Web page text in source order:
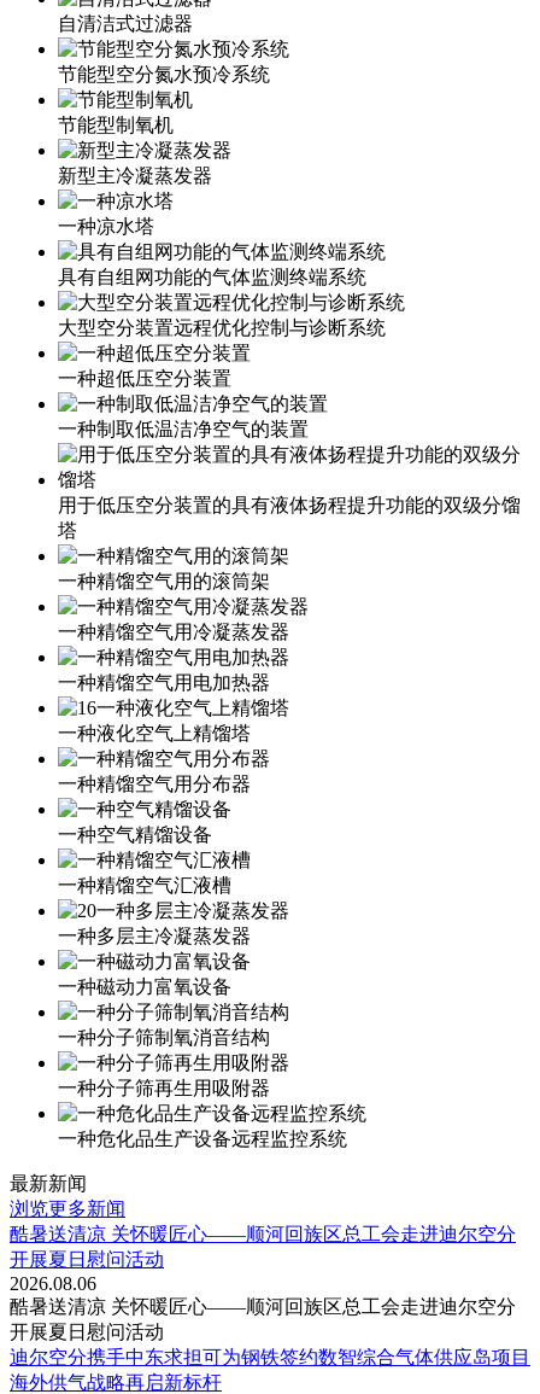
自清洁式过滤器
节能型空分氮水预冷系统
节能型制氧机
新型主冷凝蒸发器
一种凉水塔
具有自组网功能的气体监测终端系统
大型空分装置远程优化控制与诊断系统
一种超低压空分装置
一种制取低温洁净空气的装置
用于低压空分装置的具有液体扬程提升功能的双级分馏
塔
一种精馏空气用的滚筒架
一种精馏空气用冷凝蒸发器
一种精馏空气用电加热器
一种液化空气上精馏塔
一种精馏空气用分布器
一种空气精馏设备
一种精馏空气汇液槽
一种多层主冷凝蒸发器
一种磁动力富氧设备
一种分子筛制氧消音结构
一种分子筛再生用吸附器
一种危化品生产设备远程监控系统
最新新闻
浏览更多新闻
酷暑送清凉 关怀暖匠心——顺河回族区总工会走进迪尔空分
开展夏日慰问活动
2026.08.06
酷暑送清凉 关怀暖匠心——顺河回族区总工会走进迪尔空分
开展夏日慰问活动
迪尔空分携手中东求担可为钢铁签约数智综合气体供应岛项目
海外供气战略再启新标杆